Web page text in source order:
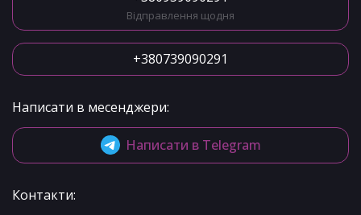
Відправлення щодня
+380739090291
Написати в месенджери:
Написати в Telegram
Контакти: